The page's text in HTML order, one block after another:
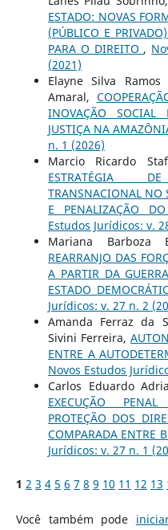
ESTADO: NOVAS
(PÚBLICO E
PARA O DIREITO ,
(2021)
Elayne Silva
Amaral,
INOVAÇÃO SOCIAL
JUSTIÇA NA
n. 1 (2026)
Marcio Ricardo
ESTRATÉGIA
TRANSNACIONAL NO
E PENALIZAÇÃO
Estudos Jurí­dicos: v.
Mariana Barboza
REARRANJO DAS
A PARTIR DA
ESTADO
Jurí­dicos: v. 27 n. 2
Amanda Ferraz da
Sivini Ferreira,
ENTRE A
Novos Estudos
Carlos Eduardo
EXECUÇÃO
PROTEÇÃO DOS
COMPARADA ENTRE
Jurí­dicos: v. 27 n. 1
1 2 3 4 5 6 7 8 9 10 11 12 13
Você também pode